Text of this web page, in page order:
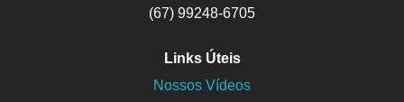
(67) 99248-6705
Links Úteis
Nossos Vídeos